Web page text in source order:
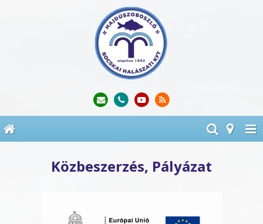
Közbeszerzés, Pályázat